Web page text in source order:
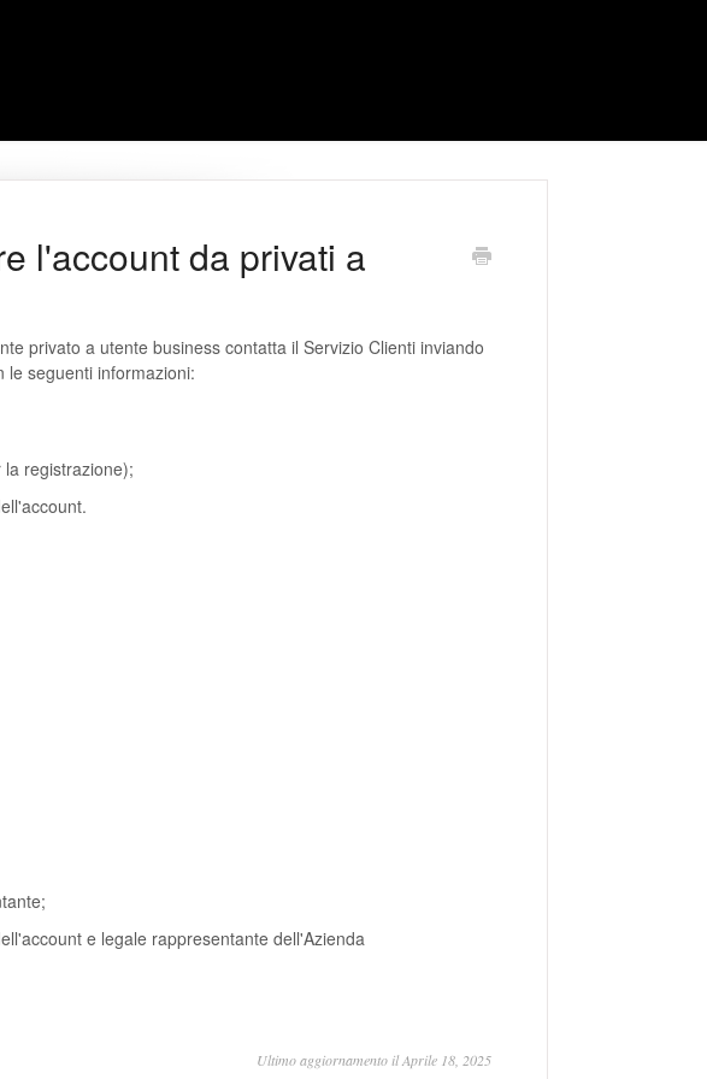
l'account da privati a
privato a utente business contatta il Servizio Clienti inviando
le seguenti informazioni:
registrazione);
e legale rappresentante dell'Azienda
Ultimo aggiornamento il Aprile 18, 2025